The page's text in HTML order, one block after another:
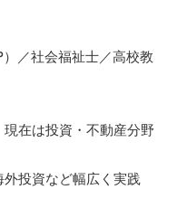
／社会福祉士／高校教
在は投資・不動産分野
投資など幅広く実践